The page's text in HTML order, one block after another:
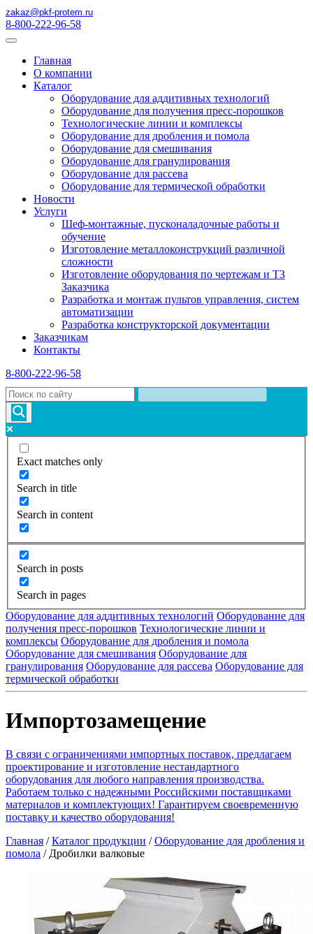
zakaz@pkf-protem.ru
8-800-222-96-58
Главная
О компании
Каталог
Оборудование для аддитивных технологий
Оборудование для получения пресс-порошков
Технологические линии и комплексы
Оборудование для дробления и помола
Оборудование для смешивания
Оборудование для гранулирования
Оборудование для рассева
Оборудование для термической обработки
Новости
Услуги
Шеф-монтажные, пусконаладочные работы и
обучение
Изготовление металлоконструкций различной
сложности
Изготовление оборудования по чертежам и ТЗ
Заказчика
Разработка и монтаж пультов управления, систем
автоматизации
Разработка конструкторской документации
Заказчикам
Контакты
8-800-222-96-58
Exact matches only
Search in title
Search in content
Search in posts
Search in pages
Оборудование для аддитивных технологий Оборудование для
получения пресс-порошков Технологические линии и
комплексы Оборудование для дробления и помола
Оборудование для смешивания Оборудование для
гранулирования Оборудование для рассева Оборудование для
термической обработки
Импортозамещение
В связи с ограничениями импортных поставок, предлагаем
проектирование и изготовление нестандартного
оборудования для любого направления производства.
Работаем только с надежными Российскими поставщиками
материалов и комплектующих! Гарантируем своевременную
поставку и качество оборудования!
Главная /Каталог продукции /Оборудование для дробления и
помола / Дробилки валковые